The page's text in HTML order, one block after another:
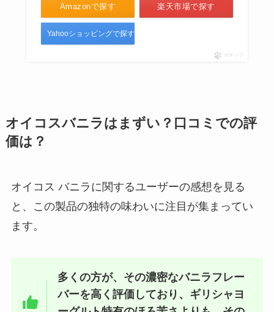
Amazonで探す
楽天市場で探す
Yahooショッピングで探す
ポチップ
オイコスバニラはまずい？口コミでの評
価は？
オイコス バニラに関するユーザーの感想を見る
と、この製品の独特の味わいに注目が集まってい
ます。
多くの方が、その濃密なバニラフレー
バーを高く評価しており、ギリシャヨ